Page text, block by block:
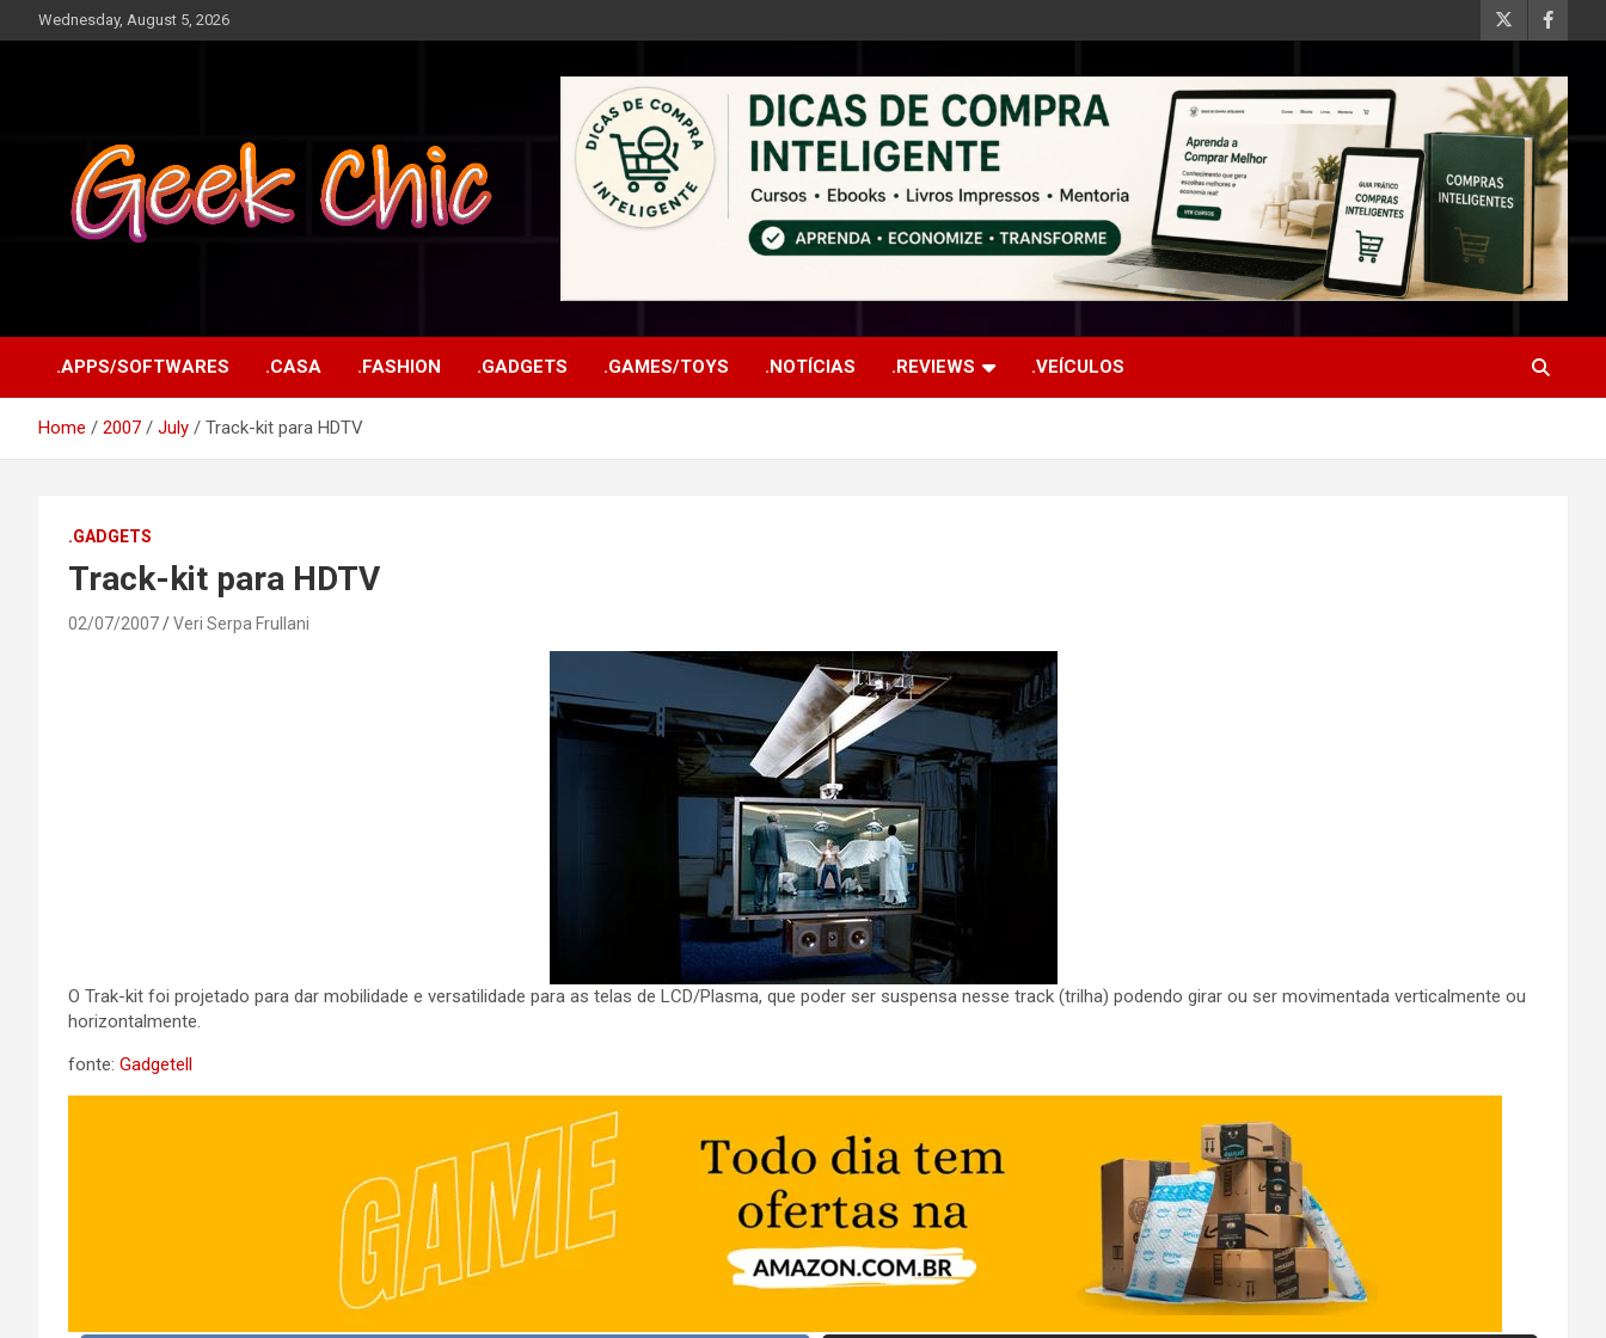
to
Wednesday, August 5, 2026
.APPS/SOFTWARES .CASA .FASHION .GADGETS .GAMES/TOYS .NOTÍCIAS .REVIEWS .VEÍCULOS
Home 2007 July Track-kit para HDTV
.GADGETS
Track-kit para HDTV
02/07/2007 Veri Serpa Frullani
O Trak-kit foi projetado para dar mobilidade e versatilidade para as telas de LCD/Plasma, que poder ser suspensa nesse track (trilha) podendo girar ou ser movimentada verticalmente ou
horizontalmente.
fonte: Gadgetell